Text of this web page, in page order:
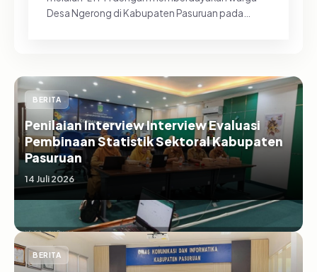
Desa Ngerong di Kabupaten Pasuruan pada
BERITA
Penilaian Interview Interview Evaluasi
Pembinaan Statistik Sektoral Kabupaten
Pasuruan
14 Juli 2026
BERITA